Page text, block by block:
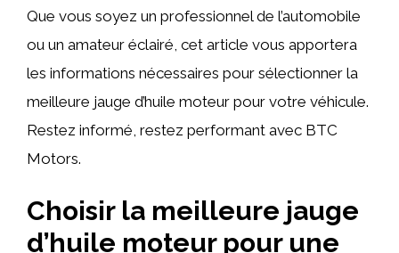
Que vous soyez un professionnel de l’automobile
ou un amateur éclairé, cet article vous apportera
les informations nécessaires pour sélectionner la
meilleure jauge d’huile moteur pour votre véhicule.
Restez informé, restez performant avec BTC
Motors.
Choisir la meilleure jauge
d’huile moteur pour une